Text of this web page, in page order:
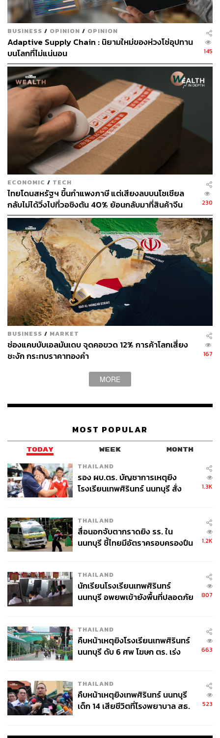
ทองคำมีโอกาสจะปรับตัวเพิ่มขึ้นหลังจากที่ Fed เริ่มปรับตัว
ลดลงครั้งแรก ซึ่งมีโอกาสที่ราคาทองคำจะเพิ่มขึ้นในระดับ
20-30% แต่ถ้าหากราคาทองคำไม่ปรับตัวเพิ่มขึ้น ราคาจะ
เคลื่อนไหวในกรอบแคบ ซึ่งอาจจะติดลบในระดับประมาณ 3-
5% ดังนั้นจึงประเมินว่าอัตราผลตอบแทนต่อความเสี่ยง (Risk-
Reward Ratio) มีความคุ้มค่า
แนะกลยุทธ์ลงทุนทองคำ
ทั้งนี้ จากปัจจัยที่มีผลต่อราคาทองคำที่ได้กล่าวมาข้างต้นนั้น
เป็นปัจจัยในระยะกลาง จึงยังไม่เหมาะที่จะเป็นประเด็นที่จะ
เข้าเก็งกำไรในระยะสั้น ขณะที่ SCB CIO มีคำแนะนำจัด
พอร์ตของการลงทุนสำหรับนักลงทุนที่สามารถแบกรับความ
เสี่ยงในระดับกลางถึงสูงได้ โดยมีคำแนะนำให้ซื้อทองคำใน
ระดับสัดส่วน 4-5% ซึ่งถือว่าเป็นระดับที่สูงของพอร์ตเมื่อเทียบ
กับพอร์ตลงทุนปกติ โดยแนะนำการลงทุนในระยะยาว เพื่อ
รองรับความผันผวนที่มีโอกาสเกิดขึ้นจากสถานการณ์ที่จะ
เกิดขึ้นในอนาคต
สามารถติดตาม THE STANDARD WEALTH
ผ่านแอปพลิเคชันต่างๆ ที่คุณสะดวกหรือใช้งานอยู่แล้วได้เลย
TAGS: ทองคำ ลงทุนทองคำ
ธนาคารกลางสหรัฐฯ (Fed)
ภูมิรัฐศาสตร์
ความเสี่ยงภูมิรัฐศาสตร์
ดอกเบี้ยนโยบาย
สกลฉัฐฐ์ เชาวน์เลิศเสรี
ABOUT THE AUTHOR
THE STANDARD WEALTH Feature Editor
BUSINESS / OPINION / OPINION
Adaptive Supply Chain : นิยามใหม่ของห่วงโซ่อุปทาน
บนโลกที่ไม่แน่นอน
145
ECONOMIC / TECH
ไทยโดนสหรัฐฯ ขึ้นกำแพงภาษี แต่เสียงลบบนโซเชียล
กลับไม่ได้วิ่งไปที่วอชิงตัน 40% ย้อนกลับมาที่สินค้าจีน
ราคาถูกที่ทะลักจน SME ไทยสู้ไม่ไหว
230
BUSINESS / MARKET
ช่องแคบบับเอลมันเดบ จุดคอขวด 12% การค้าโลกเสี่ยง
ชะงัก กระทบราคาทองคำ
167
MORE
MOST POPULAR
TODAY WEEK MONTH
THAILAND
รอง ผบ.ตร. บัญชาการเหตุยิง
โรงเรียนเทพศิรินทร์ นนทบุรี สั่ง
1.3K
THAILAND
สื่อนอกจับตากราดยิง รร. ใน
นนทบุรี ชี้ไทยมีอัตราครอบครองปืน
1.2K
THAILAND
นักเรียนโรงเรียนเทพศิรินทร์
นนทบุรี อพยพเข้ายังพื้นที่ปลอดภัย
807
THAILAND
คืบหน้าเหตุยิงโรงเรียนเทพศิรินทร์
นนทบุรี ดับ 6 ศพ โฆษก ตร. เร่ง
663
THAILAND
คืบหน้าเหตุยิงเทพศิรินทร์ นนทบุรี
เด็ก 14 เสียชีวิตที่โรงพยาบาล สธ.
523